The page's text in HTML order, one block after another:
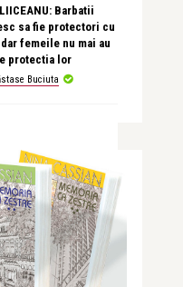
Barbatii
sa fie protectori cu
femeile nu mai au
protectia lor
Buciuta